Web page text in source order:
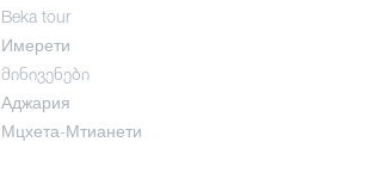
Beka tour
Имерети
მინივენები
Аджария
Мцхета-Мтианети